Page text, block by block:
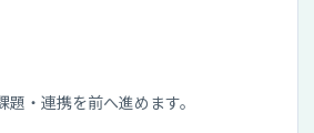
・連携を前へ進めます。